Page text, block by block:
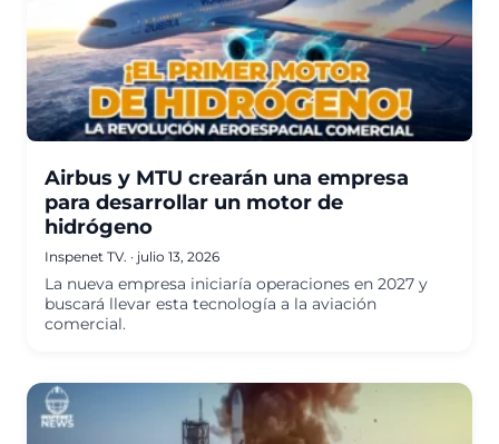
Airbus y MTU crearán una empresa
para desarrollar un motor de
hidrógeno
Inspenet TV. · julio 13, 2026
La nueva empresa iniciaría operaciones en 2027 y
buscará llevar esta tecnología a la aviación
comercial.